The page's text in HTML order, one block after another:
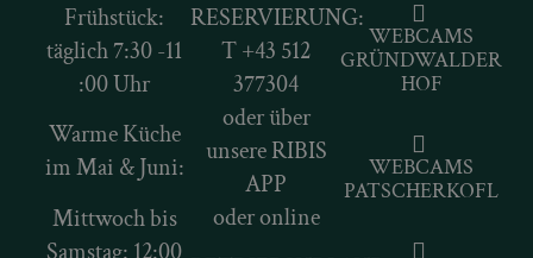
Frühstück:
täglich 7:30 -11
:00 Uhr
Warme Küche
im Mai & Juni:
Mittwoch bis
Samstag: 12:00
RESERVIERUNG:
T+43 512
377304
oder über
unsere RIBIS
APP
oder online
WEBCAMS
GRÜNDWALDER
HOF
WEBCAMS
PATSCHERKOFL